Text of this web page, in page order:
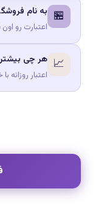
🏪 به نام
اعتبارت رو
📈 هر چی
اعتبار